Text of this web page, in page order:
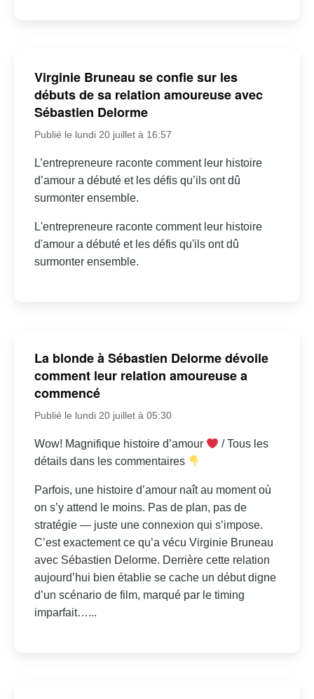
Virginie Bruneau se confie sur les
débuts de sa relation amoureuse avec
Sébastien Delorme
Publié le lundi 20 juillet à 16:57
L’entrepreneure raconte comment leur histoire
d’amour a débuté et les défis qu’ils ont dû
surmonter ensemble.
L'entrepreneure raconte comment leur histoire
d'amour a débuté et les défis qu'ils ont dû
surmonter ensemble.
La blonde à Sébastien Delorme dévoile
comment leur relation amoureuse a
commencé
Publié le lundi 20 juillet à 05:30
Wow! Magnifique histoire d’amour
/ Tous les
détails dans les commentaires
Parfois, une histoire d’amour naît au moment où
on s’y attend le moins. Pas de plan, pas de
stratégie — juste une connexion qui s’impose.
C’est exactement ce qu’a vécu Virginie Bruneau
avec Sébastien Delorme. Derrière cette relation
aujourd’hui bien établie se cache un début digne
d’un scénario de film, marqué par le timing
imparfait…...